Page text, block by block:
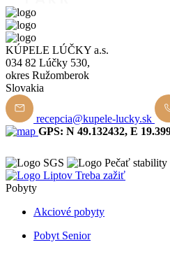
KÚPELE LÚČKY a.s.
034 82 Lúčky 530,
okres Ružomberok
Slovakia
recepcia@kupele-lucky.sk
GPS: N 49.132432, E
Pobyty
Akciové pobyty
Pobyt Senior